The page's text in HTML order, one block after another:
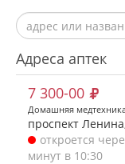
Адреса аптек
7 300-00
Домашняя
проспект
откроется
минут в 10:30